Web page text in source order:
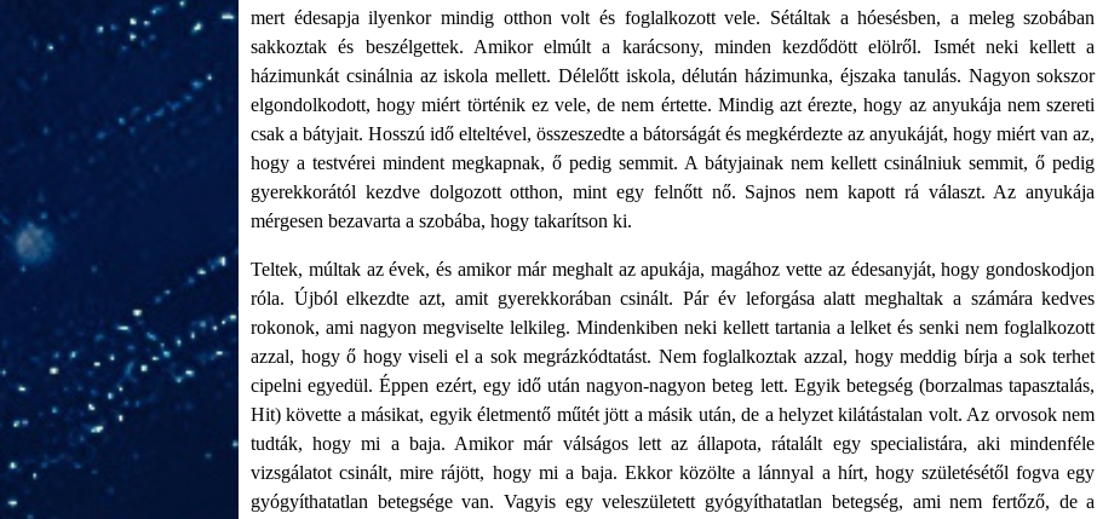
mert édesapja ilyenkor mindig otthon volt és foglalkozott vele. Sétáltak a hóesésben, a meleg szobában
sakkoztak és beszélgettek. Amikor elmúlt a karácsony, minden kezdődött elölről. Ismét neki kellett a
házimunkát csinálnia az iskola mellett. Délelőtt iskola, délután házimunka, éjszaka tanulás. Nagyon sokszor
elgondolkodott, hogy miért történik ez vele, de nem értette. Mindig azt érezte, hogy az anyukája nem szereti
csak a bátyjait. Hosszú idő elteltével, összeszedte a bátorságát és megkérdezte az anyukáját, hogy miért van az,
hogy a testvérei mindent megkapnak, ő pedig semmit. A bátyjainak nem kellett csinálniuk semmit, ő pedig
gyerekkorától kezdve dolgozott otthon, mint egy felnőtt nő. Sajnos nem kapott rá választ. Az anyukája
mérgesen bezavarta a szobába, hogy takarítson ki.
Teltek, múltak az évek, és amikor már meghalt az apukája, magához vette az édesanyját, hogy gondoskodjon
róla. Újból elkezdte azt, amit gyerekkorában csinált. Pár év leforgása alatt meghaltak a számára kedves
rokonok, ami nagyon megviselte lelkileg. Mindenkiben neki kellett tartania a lelket és senki nem foglalkozott
azzal, hogy ő hogy viseli el a sok megrázkódtatást. Nem foglalkoztak azzal, hogy meddig bírja a sok terhet
cipelni egyedül. Éppen ezért, egy idő után nagyon-nagyon beteg lett. Egyik betegség (borzalmas tapasztalás,
Hit) követte a másikat, egyik életmentő műtét jött a másik után, de a helyzet kilátástalan volt. Az orvosok nem
tudták, hogy mi a baja. Amikor már válságos lett az állapota, rátalált egy specialistára, aki mindenféle
vizsgálatot csinált, mire rájött, hogy mi a baja. Ekkor közölte a lánnyal a hírt, hogy születésétől fogva egy
gyógyíthatatlan betegsége van. Vagyis egy veleszületett gyógyíthatatlan betegség, ami nem fertőző, de a